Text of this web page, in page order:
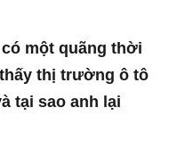
một quãng thời
thị trường ô tô
tại sao anh lại